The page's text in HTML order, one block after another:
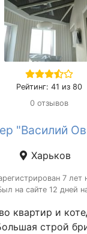
Рейтинг: 41 из 80
0 отзывов
"Василий
Харьков
7 лет
на сайте 12 дней
квартир и
строй